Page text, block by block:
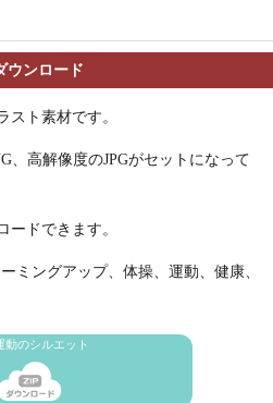
ウンロード
スト素材です。
、高解像度のJPGがセットになって
ードできます。
ミングアップ、体操、運動、健康、
動のシルエット